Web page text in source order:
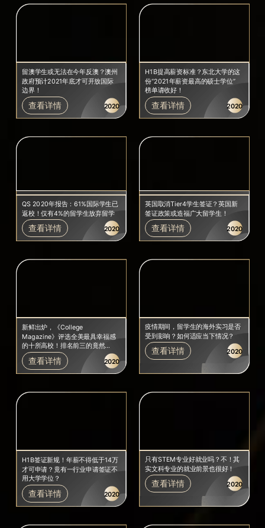
留澳学生或无法在今年反澳？澳州
政府预计2021年底才可开放国际
边界！
查看详情 2020
H1B提高薪资标准？东北大学的这
份“2021年薪资最高的硕士学位”
榜单请收好！
查看详情 2020
QS 2020年报告：61%国际学生已
返校！仅有4%的留学生放弃留学
查看详情 2020
英国取消Tier4学生签证？英国新
签证政策或造福广大留学生！
查看详情 2020
新鲜出炉，《College
Magazine》评选全美最具幸福感
的十所高校！排名前三的竟然
是…..
查看详情 2020
疫情期间，留学生的海外实习是否
受到影响？如何适应当下情况？
查看详情 2020
H1B签证新规！年薪不得低于14万
才可申请？竟有一行业申请签证不
用大学学位？
查看详情 2020
只有STEM专业好就业吗？不！其
实文科专业的就业前景也很好！
查看详情 2020